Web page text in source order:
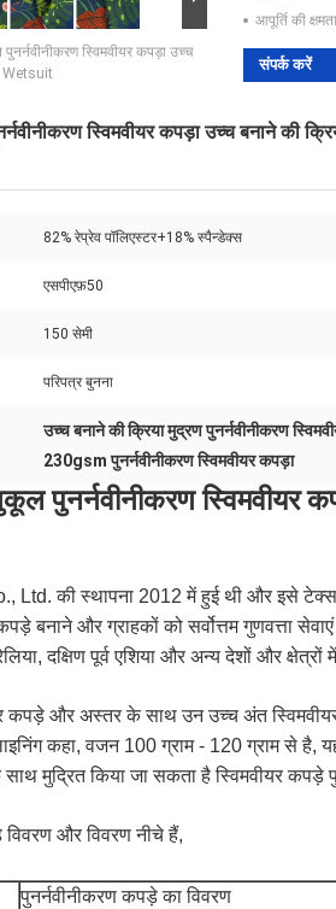
स्विमवीयर कपड़ा उच्च
Wetsuit
आपूर्ति की
संपर्क करें
स्विमवीयर कपड़ा उच्च बनाने की
82% रेप्रेव पॉलिएस्टर+18% स्पैन्डेक्स
एसपीएफ़50
150 सेमी
परिपत्र बुनना
उच्च बनाने की क्रिया मुद्रण पुनर्नवीनीकरण
230gsm पुनर्नवीनीकरण स्विमवीयर कपड़ा
पुनर्नवीनीकरण स्विमवीयर
Ltd. की स्थापना 2012 में हुई थी और इसे
बनाने और ग्राहकों को सर्वोत्तम गुणवत्ता
दक्षिण पूर्व एशिया और अन्य देशों और क्षेत्रों में
कपड़े और अस्तर के साथ उन उच्च अंत
कहा, वजन 100 ग्राम - 120 ग्राम से
मुद्रित किया जा सकता है स्विमवीयर कपड़े
और विवरण नीचे हैं,
पुनर्नवीनीकरण कपड़े का विवरण